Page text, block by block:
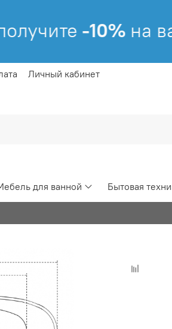
-10%на
Личный кабинет
для ванной Бытовая